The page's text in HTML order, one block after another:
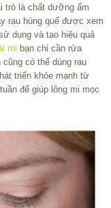
trò là chất dưỡng ẩm
rau húng quế được xem
dụng và tạo hiệu quả
mi bạn chỉ cần rửa
có thể dùng rau
triển khỏe mạnh từ
để giúp lông mi mọc